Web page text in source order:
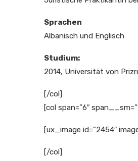
Sprachen
Albanisch und Englisch
Studium:
2014, Universität von
[/col]
[col span=”6″
[ux_image id=”2454″
[/col]